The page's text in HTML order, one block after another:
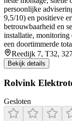
persoonlijke
9,5/10) en positieve
betrouwbaarheid en
installatie, monitoring
een doortimmerde
Reedijk 7, T32,
Bekijk details
Rolvink
Gesloten